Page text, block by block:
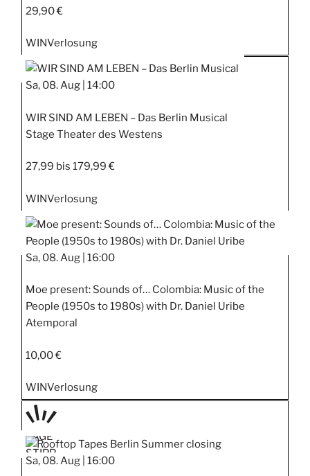
29,90 €
WINVerlosung
Sa, 08. Aug | 14:00
WIR SIND AM LEBEN – Das Berlin Musical
Stage Theater des Westens
27,99 bis 179,99 €
WINVerlosung
Sa, 08. Aug | 16:00
Moe present: Sounds of… Colombia: Music of the
People (1950s to 1980s) with Dr. Daniel Uribe
Atemporal
10,00 €
WINVerlosung
TAGE
STIPP
Sa, 08. Aug | 16:00